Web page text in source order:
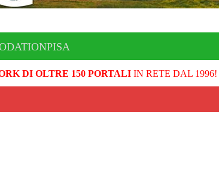
DI OLTRE 150 PORTALIIN RETE DAL 1996!